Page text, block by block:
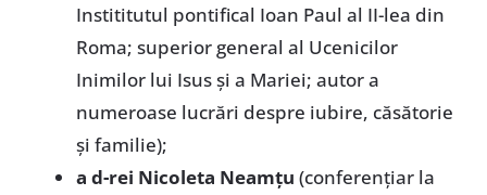
Instititutul pontifical Ioan Paul al II-lea din
Roma; superior general al Ucenicilor
Inimilor lui Isus şi a Mariei; autor a
numeroase lucrări despre iubire, căsătorie
şi familie);
a d-rei Nicoleta Neamţu (conferenţiar la